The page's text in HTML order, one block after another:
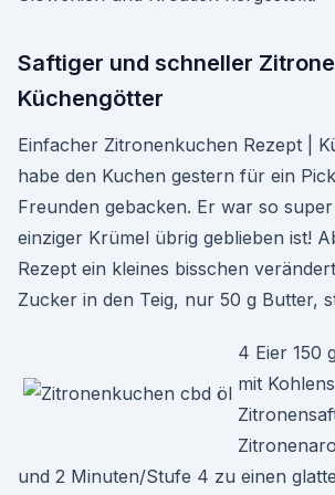
Saftiger und schneller
Küchengötter
Einfacher Zitronenkuchen Rezept |
habe den Kuchen gestern für ein
Freunden gebacken. Er war so
einziger Krümel übrig geblieben ist!
Rezept ein kleines bisschen
Zucker in den Teig, nur 50 g Butter,
4 Eier 150
mit
und 2 Minuten/Stufe 4 zu einen